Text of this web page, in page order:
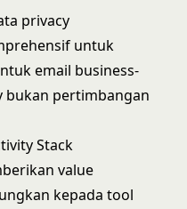
privacy
untuk
email business-
bukan pertimbangan
Stack
value
kepada tool